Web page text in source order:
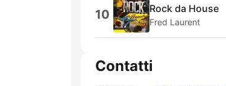
10 Rock da House
Fred Laurent
Contatti